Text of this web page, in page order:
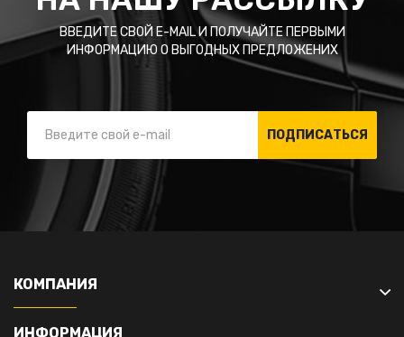
ВВЕДИТЕ СВОЙ E-MAIL И ПОЛУЧАЙТЕ ПЕРВЫМИ
ИНФОРМАЦИЮ О ВЫГОДНЫХ ПРЕДЛОЖЕНИХ
ПОДПИСАТЬСЯ
КОМПАНИЯ
ИНФОРМАЦИЯ